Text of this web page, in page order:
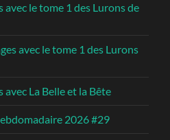
avec le tome 1 des Lurons de
avec le tome 1 des Lurons
avec La Belle et la Bête
2026 #29